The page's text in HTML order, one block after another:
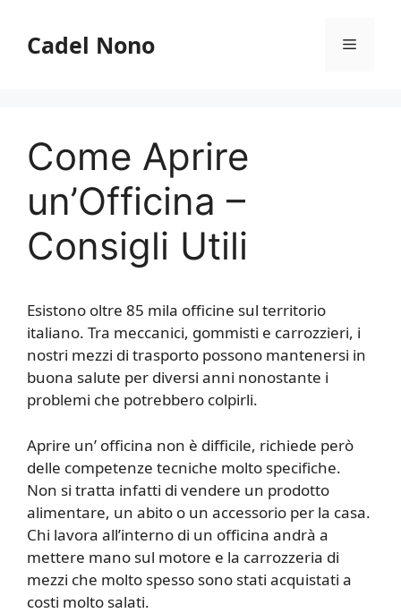
contenuto
Cadel Nono Menu
Come Aprire
un’Officina –
Consigli Utili
Esistono oltre 85 mila officine sul territorio
italiano. Tra meccanici, gommisti e carrozzieri, i
nostri mezzi di trasporto possono mantenersi in
buona salute per diversi anni nonostante i
problemi che potrebbero colpirli.
Aprire un’ officina non è difficile, richiede però
delle competenze tecniche molto specifiche.
Non si tratta infatti di vendere un prodotto
alimentare, un abito o un accessorio per la casa.
Chi lavora all’interno di un officina andrà a
mettere mano sul motore e la carrozzeria di
mezzi che molto spesso sono stati acquistati a
costi molto salati.